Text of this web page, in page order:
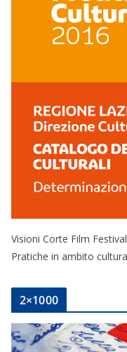
Visioni Corte Film
Pratiche in ambito
2×1000